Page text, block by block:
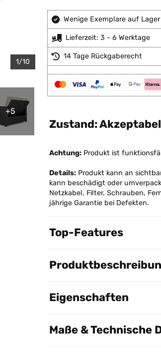
1/10
+5
Wenige Exemplare auf
Lieferzeit: 3 - 6 Werktage
14 Tage Rückgaberecht
Zustand:
Achtung: Produkt ist
Details: Produkt kann an
kann beschädigt oder
Netzkabel, Filter, Schrauben,
jährige Garantie bei Defekten.
Top-Features
Eigenschaften
Maße & Technische